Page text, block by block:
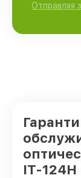
Отправляя
IT-124Н